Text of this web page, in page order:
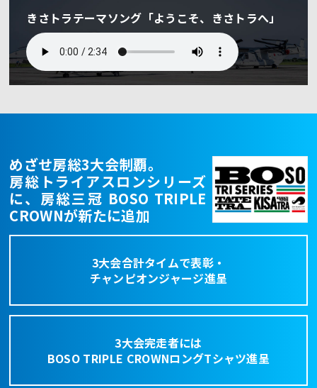
きさトラテーマソング「ようこそ、きさトラへ」
めざせ房総3大会制覇。
房総トライアスロンシリーズ
に、房総三冠 BOSO TRIPLE
CROWNが新たに追加
3大会合計タイムで表彰・
チャンピオンジャージ進呈
3大会完走者には
BOSO TRIPLE CROWNロングTシャツ進呈